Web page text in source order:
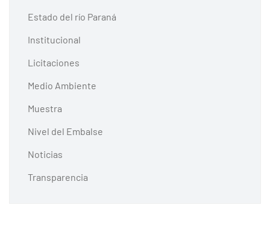
Estado del río Paraná
Institucional
Licitaciones
Medio Ambiente
Muestra
Nivel del Embalse
Noticias
Transparencia